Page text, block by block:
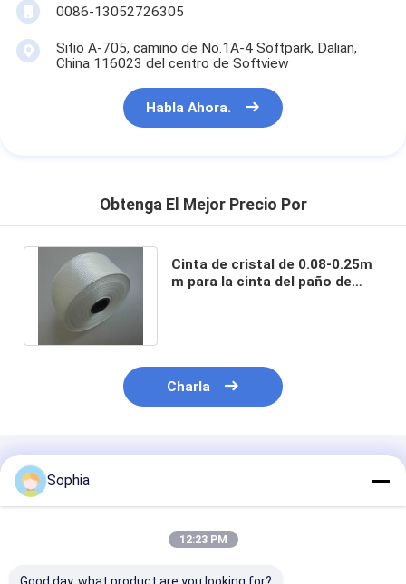
0086-13052726305
Sitio A-705, camino de No.1A-4 Softpark, Dalian,
China 116023 del centro de Softview
Habla Ahora.
Obtenga El Mejor Precio Por
Cinta de cristal de 0.08-0.25m
m para la cinta del paño de
Charla
Productos Recomendados
Sophia
12:23 PM